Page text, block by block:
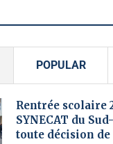
POPULAR
Rentrée scolaire
SYNECAT du
toute décision